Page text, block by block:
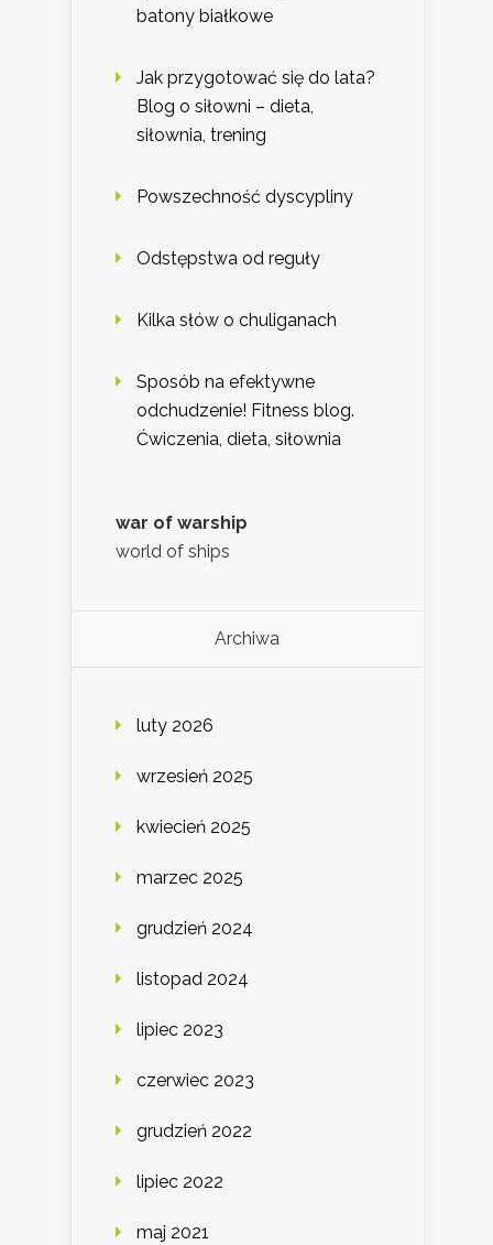
batony białkowe
Jak przygotować się do lata?
Blog o siłowni – dieta,
siłownia, trening
Powszechność dyscypliny
Odstępstwa od reguły
Kilka słów o chuliganach
Sposób na efektywne
odchudzenie! Fitness blog.
Ćwiczenia, dieta, siłownia
war of warship
world of ships
Archiwa
luty 2026
wrzesień 2025
kwiecień 2025
marzec 2025
grudzień 2024
listopad 2024
lipiec 2023
czerwiec 2023
grudzień 2022
lipiec 2022
maj 2021